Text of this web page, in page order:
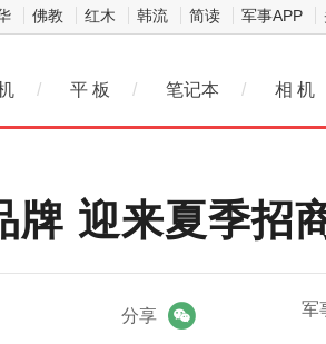
佛教 红木 韩流 简读 军事APP
/ 平 板 / 笔记本 / 相 机
牌 迎来夏季招
军
分享